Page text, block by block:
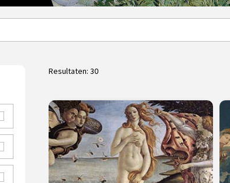
Resultaten: 30